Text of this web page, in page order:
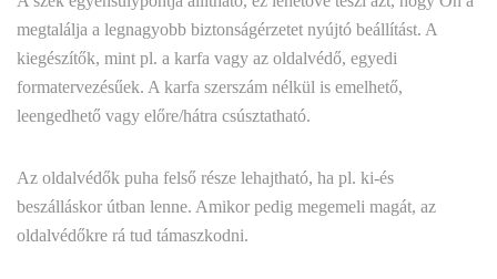
megtalálja a legnagyobb biztonságérzetet nyújtó beállítást. A
kiegészítők, mint pl. a karfa vagy az oldalvédő, egyedi
formatervezésűek. A karfa szerszám nélkül is emelhető,
leengedhető vagy előre/hátra csúsztatható.
Az oldalvédők puha felső része lehajtható, ha pl. ki-és
beszálláskor útban lenne. Amikor pedig megemeli magát, az
oldalvédőkre rá tud támaszkodni.